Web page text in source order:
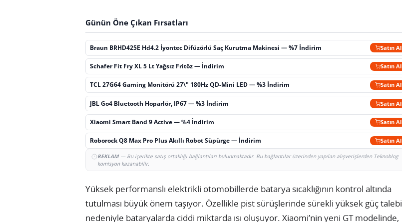
Günün Öne Çıkan Fırsatları
Braun BRHD425E Hd4.2 İyontec Difüzörlü Saç Kurutma Makinesi — %7 İndirim Satın Al
Schafer Fit Fry XL 5 Lt Yağsız Fritöz — İndirim Satın Al
TCL 27G64 Gaming Monitörü 27\" 180Hz QD-Mini LED — %3 İndirim Satın Al
JBL Go4 Bluetooth Hoparlör, IP67 — %3 İndirim Satın Al
Xiaomi Smart Band 9 Active — %4 İndirim Satın Al
Roborock Q8 Max Pro Plus Akıllı Robot Süpürge — İndirim Satın Al
REKLAM— Bu içerikte satış ortaklığı bağlantıları bulunmaktadır. Bu bağlantılar üzerinden yapılan alışverişlerden Teknoblog
komisyon kazanabilir.
Yüksek performanslı elektrikli otomobillerde batarya sıcaklığının kontrol altında
tutulması büyük önem taşıyor. Özellikle pist sürüşlerinde sürekli yüksek güç talebi
nedeniyle bataryalarda ciddi miktarda ısı oluşuyor. Xiaomi’nin yeni GT modelinde,